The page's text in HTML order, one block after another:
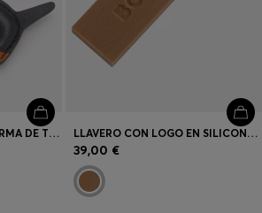
LLAVERO DE PIEL EN FORMA DE TECKEL CON COLGANTE DEL MONOGRAMA DOUBLE B LLAVERO CON LOGO EN SILICONA DE COLOR CÁMEL Y LATÓN
39,00 €